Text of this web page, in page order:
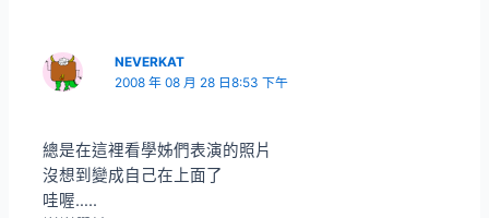
NEVERKAT
2008 年 08 月 28 日8:53 下午
總是在這裡看學姊們表演的照片
沒想到變成自己在上面了
哇喔…..